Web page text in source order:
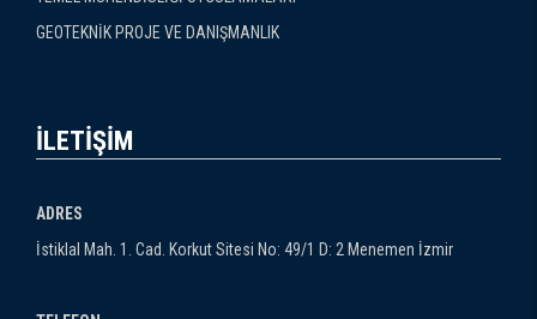
GEOTEKNİK PROJE VE DANIŞMANLIK
İLETİŞİM
ADRES
İstiklal Mah. 1. Cad. Korkut Sitesi No: 49/1 D: 2 Menemen İzmir